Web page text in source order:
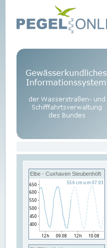
Elbe - Cuxhaven Steubenhöft